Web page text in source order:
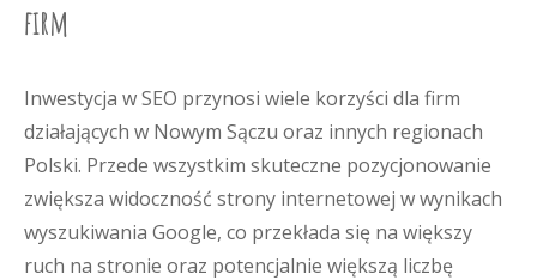
firm
Inwestycja w SEO przynosi wiele korzyści dla firm
działających w Nowym Sączu oraz innych regionach
Polski. Przede wszystkim skuteczne pozycjonowanie
zwiększa widoczność strony internetowej w wynikach
wyszukiwania Google, co przekłada się na większy
ruch na stronie oraz potencjalnie większą liczbę